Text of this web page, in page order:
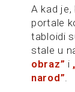
A kad
portale
tabloidi
stale u
obraz” i
narod”.